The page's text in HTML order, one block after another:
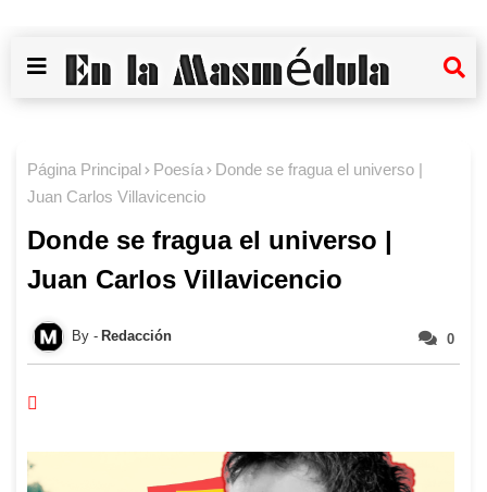
Página Principal Poesía
Donde se fragua el universo |
Juan Carlos Villavicencio
Donde se fragua el universo |
Juan Carlos Villavicencio
0
Redacción